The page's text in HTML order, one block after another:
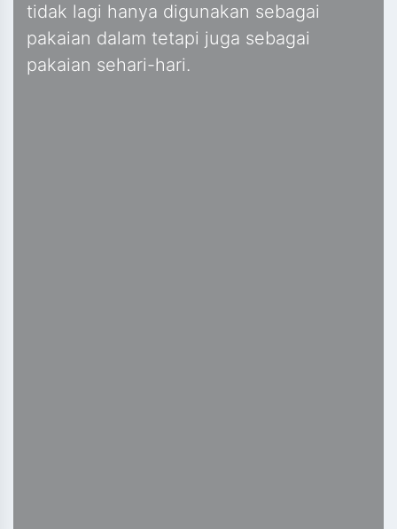
tidak lagi hanya digunakan sebagai
pakaian dalam tetapi juga sebagai
pakaian sehari-hari.